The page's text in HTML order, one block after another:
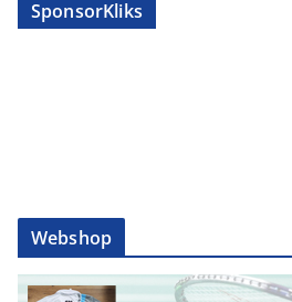
SponsorKliks
Webshop